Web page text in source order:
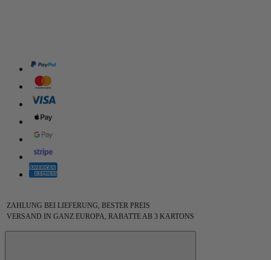
ZAHLUNG BEI LIEFERUNG, BESTER PREIS
VERSAND IN GANZ EUROPA, RABATTE AB 3 KARTONS